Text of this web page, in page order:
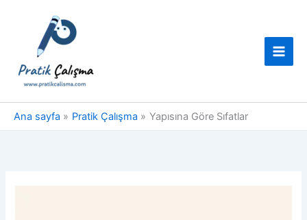
Ana sayfa Pratik Çalışma Yapısına Göre Sıfatlar